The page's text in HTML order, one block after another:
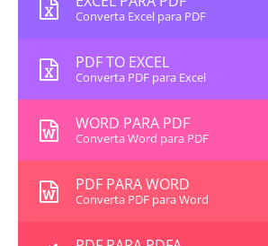
Converta Excel para PDF
PDF TO EXCEL
Converta PDF para Excel
WORD PARA PDF
Converta Word para PDF
PDF PARA WORD
Converta PDF para Word